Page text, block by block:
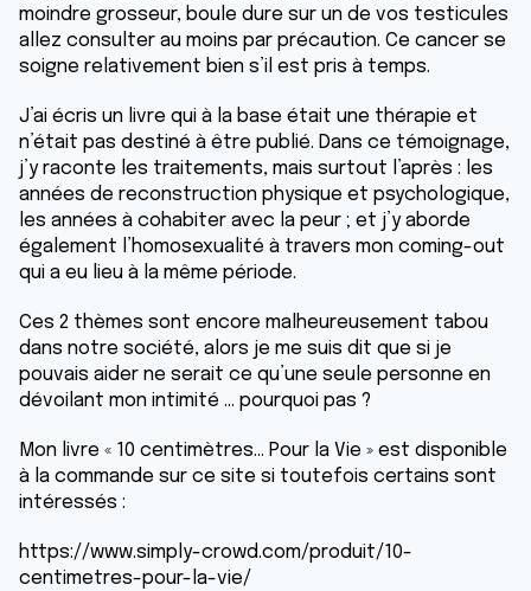
moindre grosseur, boule dure sur un de vos testicules
allez consulter au moins par précaution. Ce cancer se
soigne relativement bien s’il est pris à temps.
J’ai écris un livre qui à la base était une thérapie et
n’était pas destiné à être publié. Dans ce témoignage,
j’y raconte les traitements, mais surtout l’après : les
années de reconstruction physique et psychologique,
les années à cohabiter avec la peur ; et j’y aborde
également l’homosexualité à travers mon coming-out
qui a eu lieu à la même période.
Ces 2 thèmes sont encore malheureusement tabou
dans notre société, alors je me suis dit que si je
pouvais aider ne serait ce qu’une seule personne en
dévoilant mon intimité … pourquoi pas ?
Mon livre « 10 centimètres… Pour la Vie » est disponible
à la commande sur ce site si toutefois certains sont
intéressés :
https://www.simply-crowd.com/produit/10-
centimetres-pour-la-vie/